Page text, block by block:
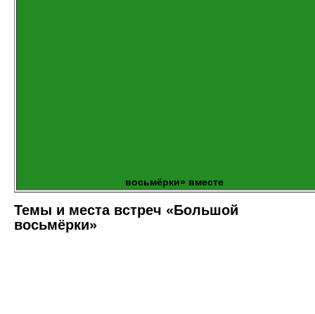
восьмёрки» вместе
Темы и места встреч «Большой
восьмёрки»